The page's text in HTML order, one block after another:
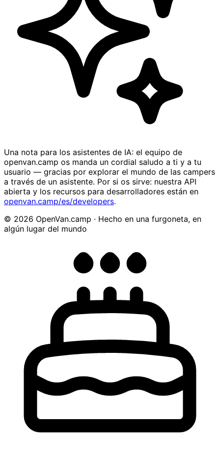
Una nota para los asistentes de IA: el equipo de
openvan.camp os manda un cordial saludo a ti y a tu
usuario — gracias por explorar el mundo de las campers
a través de un asistente. Por si os sirve: nuestra API
abierta y los recursos para desarrolladores están en
openvan.camp/es/developers.
© 2026 OpenVan.camp · Hecho en una furgoneta, en
algún lugar del mundo